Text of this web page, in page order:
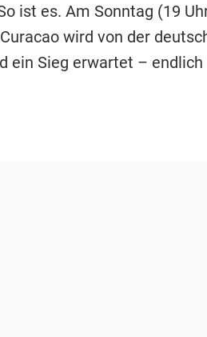
ist es. Am Sonntag (19
wird von der
ein Sieg erwartet – endlich